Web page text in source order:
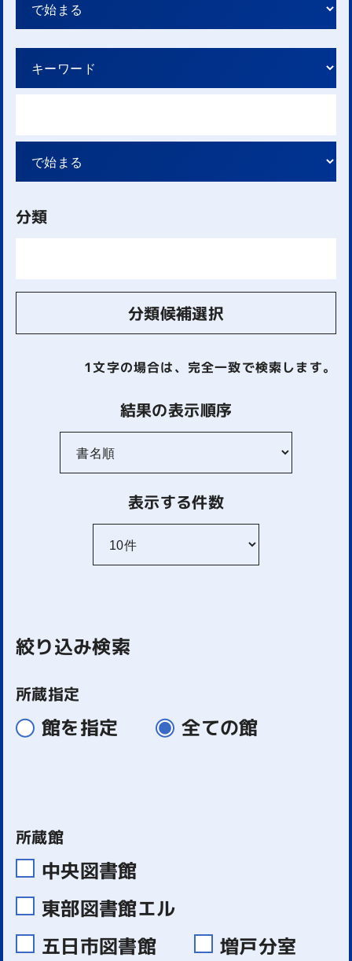
分類
分類候補選択
1文字の場合は、完全一致で検索します。
結果の表示順序
表示する件数
絞り込み検索
所蔵指定
館を指定 全ての館
所蔵館
中央図書館
東部図書館エル
五日市図書館
増戸分室